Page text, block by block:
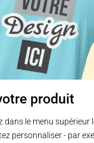
produit
dans le menu supérieur
personnaliser - par